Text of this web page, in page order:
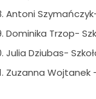
Antoni
Dominika Trzop-
Julia Dziubas-
Zuzanna Wojtanek